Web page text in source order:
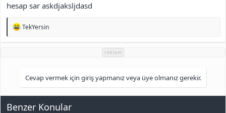
hesap sar askdjaksljdasd
T
p
:
TekYersin
reklam
Cevap vermek için giriş yapmanız veya üye olmanız gerekir.
Benzer Konular